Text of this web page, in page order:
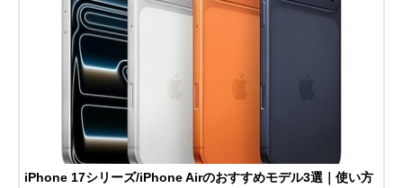
iPhone 17シリーズ/iPhone Airのおすすめモデル3選｜使い方